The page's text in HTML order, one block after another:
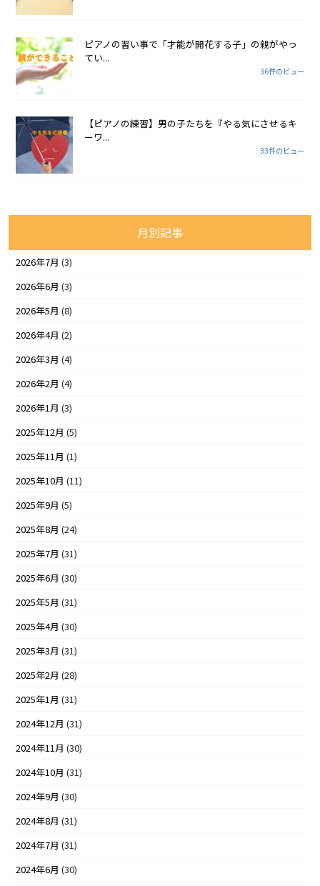
ピアノの習い事で「才能が開花する子」の親がやっ
てい...
36件のビュー
【ピアノの練習】男の子たちを『やる気にさせるキ
ーワ...
33件のビュー
月別記事
2026年7月 (3)
2026年6月 (3)
2026年5月 (8)
2026年4月 (2)
2026年3月 (4)
2026年2月 (4)
2026年1月 (3)
2025年12月 (5)
2025年11月 (1)
2025年10月 (11)
2025年9月 (5)
2025年8月 (24)
2025年7月 (31)
2025年6月 (30)
2025年5月 (31)
2025年4月 (30)
2025年3月 (31)
2025年2月 (28)
2025年1月 (31)
2024年12月 (31)
2024年11月 (30)
2024年10月 (31)
2024年9月 (30)
2024年8月 (31)
2024年7月 (31)
2024年6月 (30)